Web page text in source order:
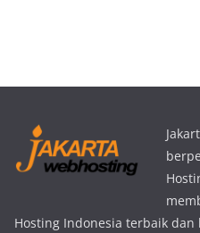
Hosting Indonesia terbaik